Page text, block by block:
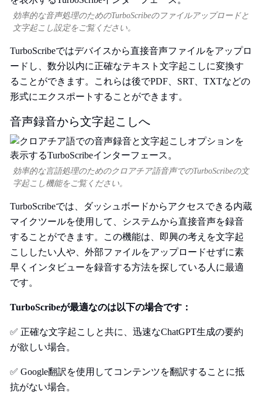
効率的な音声処理のためのTurboScribeのファイルアップロードと
文字起こし設定をご覧ください。
TurboScribeではデバイスから直接音声ファイルをアップロ
ードし、数分以内に正確なテキスト文字起こしに変換す
ることができます。これらは後でPDF、SRT、TXTなどの
形式にエクスポートすることができます。
音声録音から文字起こしへ
効率的な言語処理のためのクロアチア語音声でのTurboScribeの文
字起こし機能をご覧ください。
TurboScribeでは、ダッシュボードからアクセスできる内蔵
マイクツールを使用して、システムから直接音声を録音
することができます。この機能は、即興の考えを文字起
こししたい人や、外部ファイルをアップロードせずに素
早くインタビューを録音する方法を探している人に最適
です。
TurboScribeが最適なのは以下の場合です：
✅ 正確な文字起こしと共に、迅速なChatGPT生成の要約
が欲しい場合。
✅ Google翻訳を使用してコンテンツを翻訳することに抵
抗がない場合。